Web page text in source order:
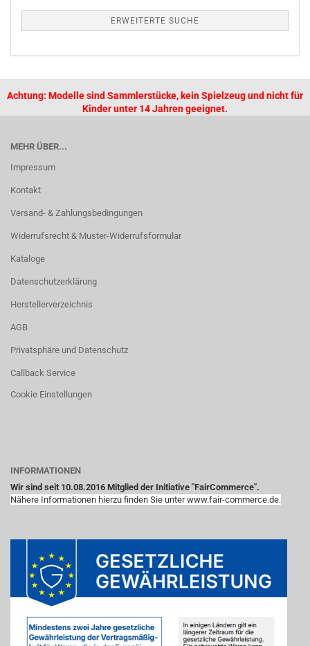
ERWEITERTE SUCHE
Achtung: Modelle sind Sammlerstücke, kein Spielzeug und nicht für
Kinder unter 14 Jahren geeignet.
MEHR ÜBER...
Impressum
Kontakt
Versand- & Zahlungsbedingungen
Widerrufsrecht & Muster-Widerrufsformular
Kataloge
Datenschutzerklärung
Herstellerverzeichnis
AGB
Privatsphäre und Datenschutz
Callback Service
Cookie Einstellungen
INFORMATIONEN
Wir sind seit 10.08.2016 Mitglied der Initiative "FairCommerce".
Nähere Informationen hierzu finden Sie unter www.fair-commerce.de.